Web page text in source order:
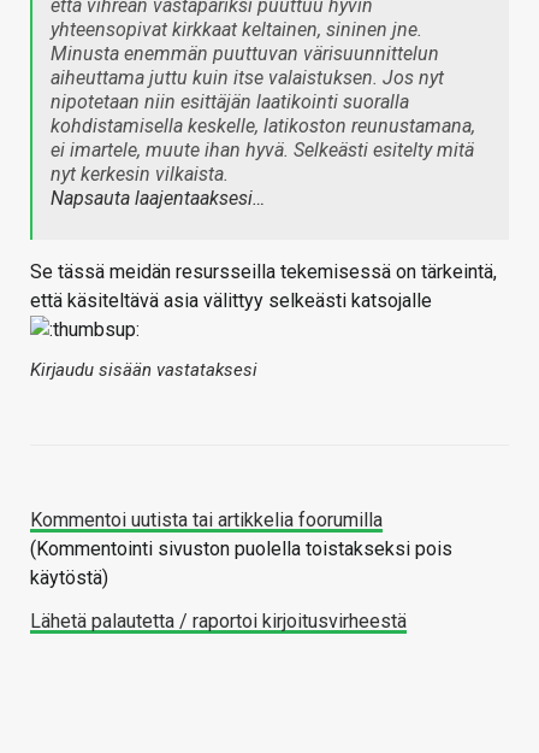
että vihreän vastapariksi puuttuu hyvin
yhteensopivat kirkkaat keltainen, sininen jne.
Minusta enemmän puuttuvan värisuunnittelun
aiheuttama juttu kuin itse valaistuksen. Jos nyt
nipotetaan niin esittäjän laatikointi suoralla
kohdistamisella keskelle, latikoston reunustamana,
ei imartele, muute ihan hyvä. Selkeästi esitelty mitä
nyt kerkesin vilkaista.
Napsauta laajentaaksesi…
Se tässä meidän resursseilla tekemisessä on tärkeintä,
että käsiteltävä asia välittyy selkeästi katsojalle
Kirjaudu sisään vastataksesi
Kommentoi uutista tai artikkelia foorumilla
(Kommentointi sivuston puolella toistakseksi pois
käytöstä)
Lähetä palautetta / raportoi kirjoitusvirheestä